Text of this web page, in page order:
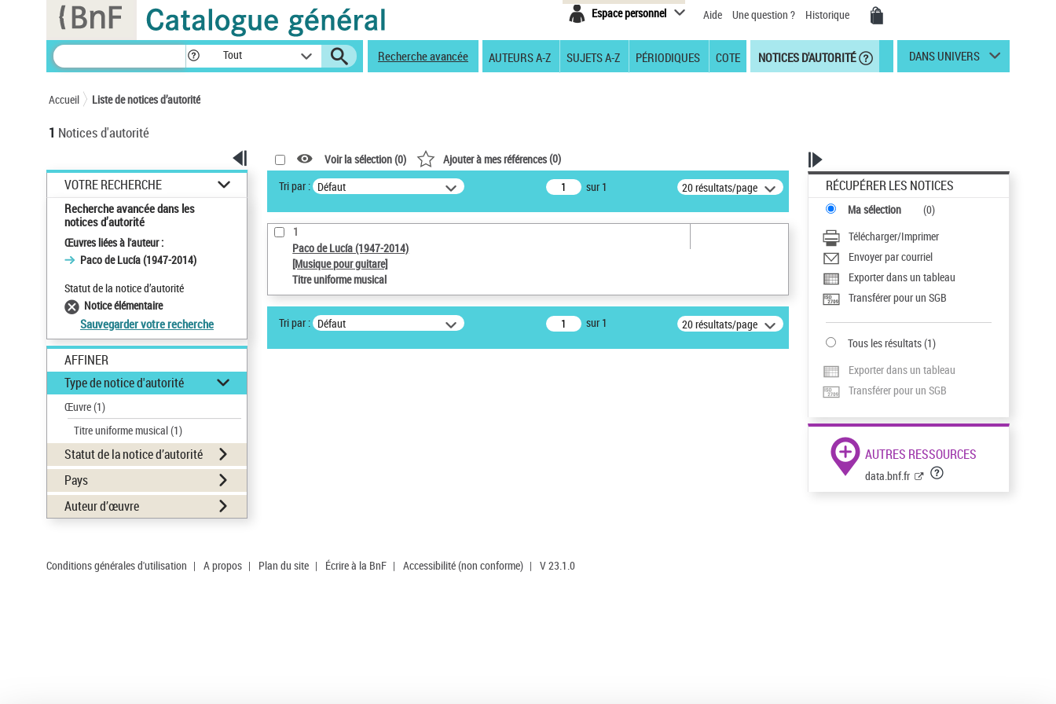
Espace personnel Aide Une question ? Historique
Tout Recherche avancée AUTEURS A-Z SUJETS A-Z PÉRIODIQUES COTE NOTICES D'AUTORITÉ DANS UNIVERS
Accueil Liste de notices d’autorité
1 Notices d'autorité
VOTRE RECHERCHE
Recherche avancée dans les
notices d’autorité
Œuvres liées à l'auteur :
Paco de Lucía (1947-2014)
Statut de la notice d’autorité
Notice élémentaire
Sauvegarder votre recherche
AFFINER
Type de notice d'autorité
Œuvre(1)
Titre uniforme musical(1)
Statut de la notice d’autorité
Pays
Auteur d’œuvre
Voir la sélection (0) Ajouter à mes références(0)
Tri par : Défaut sur 1 20 résultats/page
1
Paco de Lucía (1947-2014)
[Musique pour guitare]
Titre uniforme musical
Tri par : Défaut sur 1 20 résultats/page
RÉCUPÉRER LES NOTICES
Ma sélection (0)
Télécharger/Imprimer
Envoyer par courriel
Exporter dans un tableau
Transférer pour un SGB
Tous les résultats(1)
Exporter dans un tableau
Transférer pour un SGB
AUTRES RESSOURCES
data.bnf.fr
Conditions générales d'utilisation | A propos | Plan du site | Écrire à la BnF | Accessibilité (non conforme) | V 23.1.0
Panneau de gestion des cookies